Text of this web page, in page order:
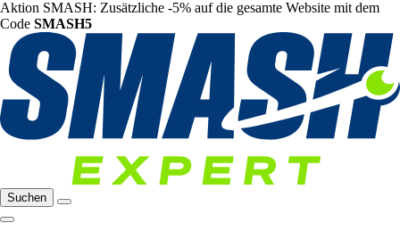
Aktion SMASH: Zusätzliche -5% auf die gesamte Website mit dem
Code SMASH5
Suchen